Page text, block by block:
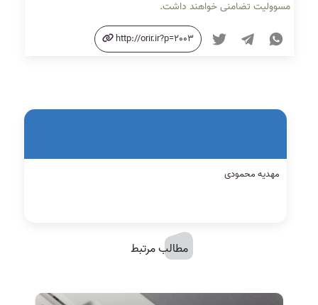
مسوولیت تضامنی خواهند داشت.
http://orir.ir?p=2003
مهدیه محمودی
مطالب مرتبط